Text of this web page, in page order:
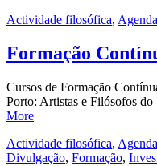
Actividade filosófica, Agenda
Formação
Cursos de Formação
Porto: Artistas e Filósofos
More
Actividade filosófica, Agenda
Divulgação, Formação,